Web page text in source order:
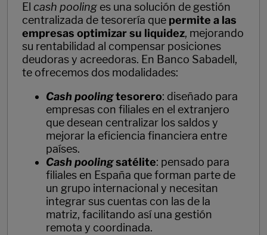
El cash pooling es una solución de gestión
centralizada de tesorería que permite a las
empresas optimizar su liquidez, mejorando
su rentabilidad al compensar posiciones
deudoras y acreedoras. En Banco Sabadell,
te ofrecemos dos modalidades:
Cash poolingtesorero: diseñado para
empresas con filiales en el extranjero
que desean centralizar los saldos y
mejorar la eficiencia financiera entre
países.
Cash poolingsatélite: pensado para
filiales en España que forman parte de
un grupo internacional y necesitan
integrar sus cuentas con las de la
matriz, facilitando así una gestión
remota y coordinada.